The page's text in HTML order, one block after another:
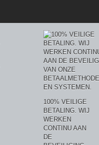
100% VEILIGE
BETALING. WIJ
WERKEN
CONTINU AAN
DE